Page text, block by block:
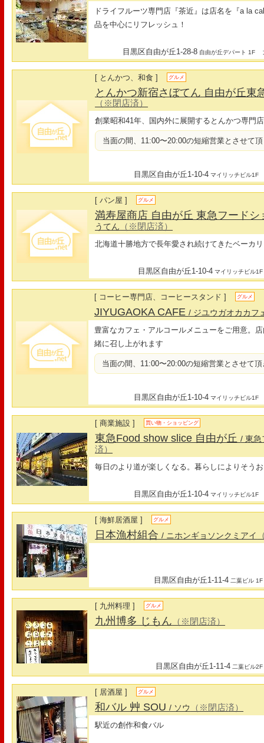
ドライフルーツ専門店『茶近』は店名を『a la
品を中心にリフレッシュ！
目黒区自由が丘1-28-8 自由が丘デパート 1F
[ とんかつ、和食 ] グルメ
とんかつ新宿さぼてん 自由が丘東
（※閉店済）
創業昭和41年、国内外に展開するとんかつ専門店
当面の間、11:00〜20:00の短縮営業とさせて
目黒区自由が丘1-10-4 マイリッチビル1F
[ パン屋 ] グルメ
満寿屋商店 自由が丘 東急フード
うてん （※閉店済）
北海道十勝地方で長年愛され続けてきたベーカ
目黒区自由が丘1-10-4 マイリッチビル1F
[ コーヒー専門店、コーヒースタンド ] グルメ
JIYUGAOKA CAFE/ ジユウガオカカフ
豊富なカフェ・アルコールメニューをご用意。
緒に召し上がれます
当面の間、11:00〜20:00の短縮営業とさせて
目黒区自由が丘1-10-4 マイリッチビル1F
[ 商業施設 ] 買い物・ショッピング
東急Food show slice 自由が丘/ 東急
済）
毎日のより道が楽しくなる。暮らしによりそう
目黒区自由が丘1-10-4 マイリッチビル1F
[ 海鮮居酒屋 ] グルメ
日本漁村組合/ ニホンギョソンクミアイ
目黒区自由が丘1-11-4 二葉ビル 1F
[ 九州料理 ] グルメ
九州博多 じもん （※閉店済）
目黒区自由が丘1-11-4 二葉ビル2F
[ 居酒屋 ] グルメ
和バル 艸 SOU/ ソウ （※閉店済）
駅近の創作和食バル